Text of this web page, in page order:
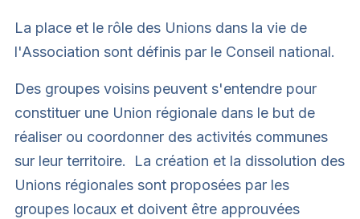
La place et le rôle des Unions dans la vie de
l'Association sont définis par le Conseil national.
Des groupes voisins peuvent s'entendre pour
constituer une Union régionale dans le but de
réaliser ou coordonner des activités communes
sur leur territoire. La création et la dissolution des
Unions régionales sont proposées par les
groupes locaux et doivent être approuvées